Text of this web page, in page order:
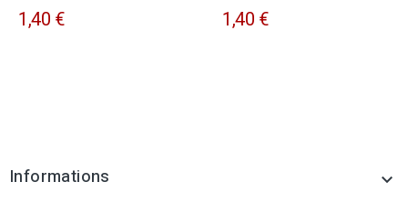
1,40 € 1,40 €
Informations 